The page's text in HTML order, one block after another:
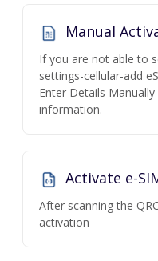
Manual
If you are not able to
settings-cellular-add
Enter Details
information.
Activate e-
After scanning the
activation